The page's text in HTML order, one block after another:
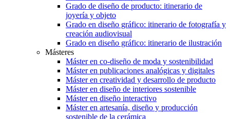
Grado de diseño de producto: itinerario de
joyería y objeto
Grado en diseño gráfico: itinerario de fotografía y
creación audiovisual
Grado en diseño gráfico: itinerario de ilustración
Másteres
Máster en co-diseño de moda y sostenibilidad
Máster en publicaciones analógicas y digitales
Máster en creatividad y desarrollo de producto
Máster en diseño de interiores sostenible
Máster en diseño interactivo
Máster en artesanía, diseño y producción
sostenible de la cerámica